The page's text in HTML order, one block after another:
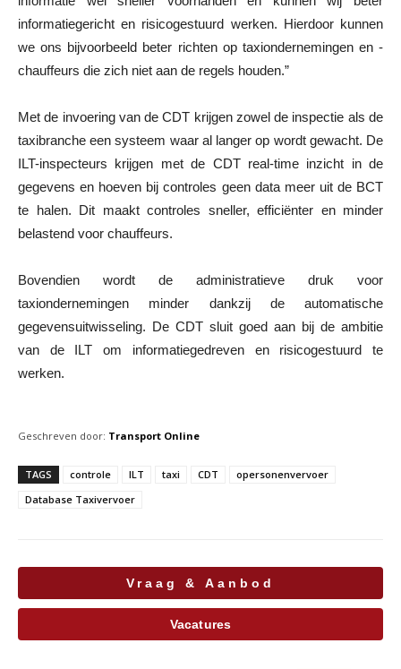
informatiegericht en risicogestuurd werken. Hierdoor kunnen
we ons bijvoorbeeld beter richten op taxiondernemingen en -
chauffeurs die zich niet aan de regels houden.”
Met de invoering van de CDT krijgen zowel de inspectie als de
taxibranche een systeem waar al langer op wordt gewacht. De
ILT-inspecteurs krijgen met de CDT real-time inzicht in de
gegevens en hoeven bij controles geen data meer uit de BCT
te halen. Dit maakt controles sneller, efficiënter en minder
belastend voor chauffeurs.
Bovendien wordt de administratieve druk voor
taxiondernemingen minder dankzij de automatische
gegevensuitwisseling. De CDT sluit goed aan bij de ambitie
van de ILT om informatiegedreven en risicogestuurd te
werken.
Geschreven door: Transport Online
TAGS controle ILT taxi CDT
opersonenvervoer
Database Taxivervoer
Vraag & Aanbod
Vacatures